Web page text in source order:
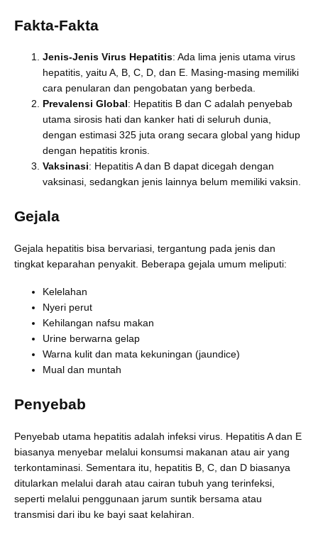
Fakta-Fakta
Jenis-Jenis Virus Hepatitis: Ada lima jenis utama virus
hepatitis, yaitu A, B, C, D, dan E. Masing-masing memiliki
cara penularan dan pengobatan yang berbeda.
Prevalensi Global: Hepatitis B dan C adalah penyebab
utama sirosis hati dan kanker hati di seluruh dunia,
dengan estimasi 325 juta orang secara global yang hidup
dengan hepatitis kronis.
Vaksinasi: Hepatitis A dan B dapat dicegah dengan
vaksinasi, sedangkan jenis lainnya belum memiliki vaksin.
Gejala
Gejala hepatitis bisa bervariasi, tergantung pada jenis dan
tingkat keparahan penyakit. Beberapa gejala umum meliputi:
Kelelahan
Nyeri perut
Kehilangan nafsu makan
Urine berwarna gelap
Warna kulit dan mata kekuningan (jaundice)
Mual dan muntah
Penyebab
Penyebab utama hepatitis adalah infeksi virus. Hepatitis A dan E
biasanya menyebar melalui konsumsi makanan atau air yang
terkontaminasi. Sementara itu, hepatitis B, C, dan D biasanya
ditularkan melalui darah atau cairan tubuh yang terinfeksi,
seperti melalui penggunaan jarum suntik bersama atau
transmisi dari ibu ke bayi saat kelahiran.